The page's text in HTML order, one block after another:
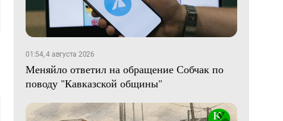
01:54, 4 августа 2026
Меняйло ответил на обращение Собчак по
поводу "Кавказской общины"